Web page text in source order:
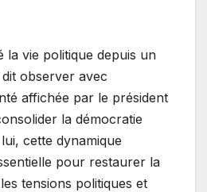
la vie politique depuis un
observer avec
affichée par le président
la démocratie
cette dynamique
pour restaurer la
tensions politiques et